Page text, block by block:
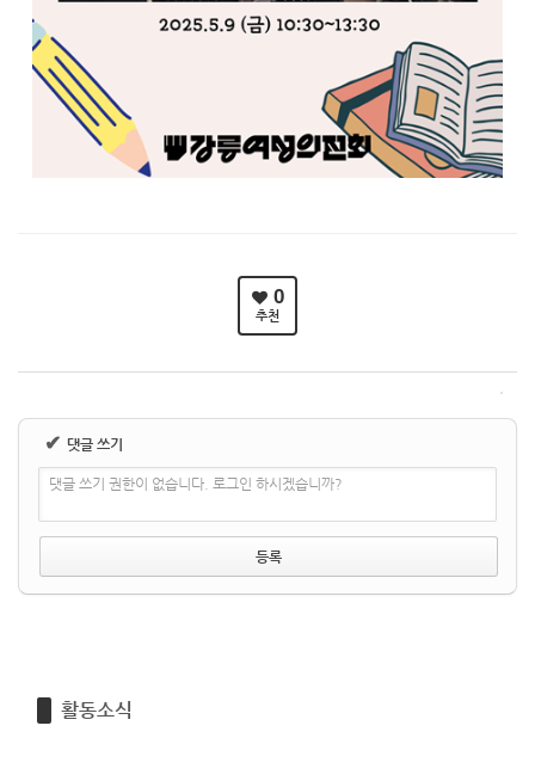
0
추천
✔ 댓글 쓰기
댓글 쓰기 권한이 없습니다. 로그인 하시겠습니까?
활동소식